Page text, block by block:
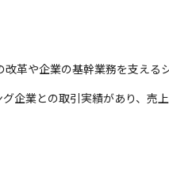
革や企業の基幹業務を支え
企業との取引実績があり、売